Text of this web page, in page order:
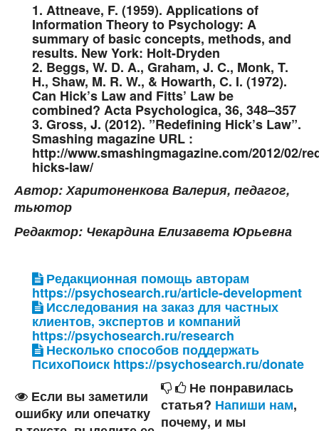
1. Attneave, F. (1959). Applications of
Information Theory to Psychology: A
summary of basic concepts, methods, and
results. New York: Holt-Dryden
2. Beggs, W. D. A., Graham, J. C., Monk, T.
H., Shaw, M. R. W., & Howarth, C. I. (1972).
Can Hick’s Law and Fitts’ Law be
combined? Acta Psychologica, 36, 348–357
3. Gross, J. (2012). ”Redefining Hick’s Law”.
Smashing magazine URL :
http://www.smashingmagazine.com/2012/02/
hicks-law/
Автор: Харитоненкова Валерия, педагог,
тьютор
Редактор: Чекардина Елизавета Юрьевна
Редакционная помощь авторам
https://psychosearch.ru/article-development
Исследования на заказ для частных
клиентов, экспертов и компаний
https://psychosearch.ru/research
Несколько способов поддержать
ПсихоПоиск https://psychosearch.ru/donate
Если вы заметили
ошибку или опечатку
Не понравилась
статья? Напиши нам,
почему, и мы